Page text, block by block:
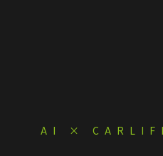
AI ×